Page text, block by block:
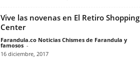
Vive las novenas en El Retiro Shopping
Center
Farandula.co Noticias Chismes de Farandula y
famosos -
16 diciembre, 2017